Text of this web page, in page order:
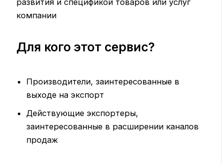
развития и спецификой товаров или услуг
компании
Для кого этот сервис?
Производители, заинтересованные в
выходе на экспорт
Действующие экспортеры,
заинтересованные в расширении каналов
продаж